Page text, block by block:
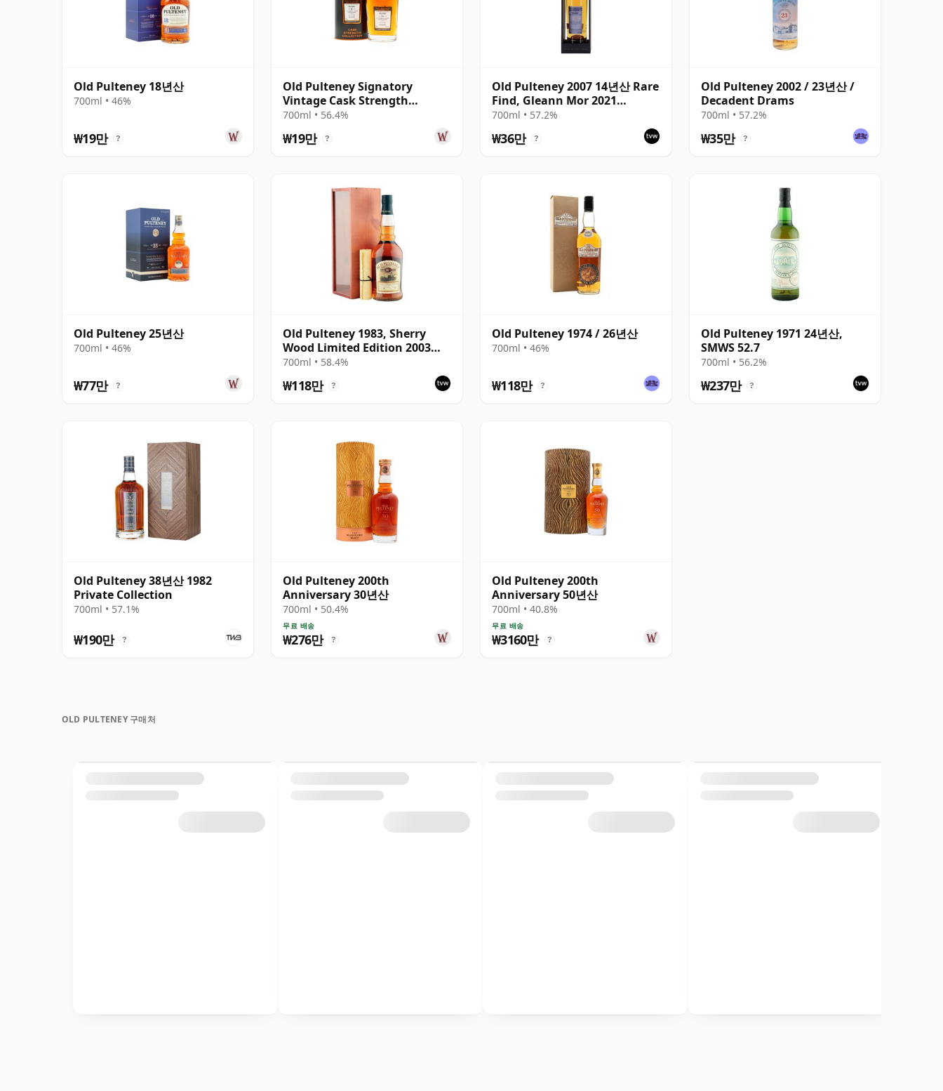
Old Pulteney 18년산
700ml • 46%
₩19만 ?
Old Pulteney Signatory
Vintage Cask Strength
Collection Single 2008 16년산
700ml • 56.4%
₩19만 ?
Old Pulteney 2007 14년산 Rare
Find, Gleann Mor 2021
Bottling - Single Cask 700720
700ml • 57.2%
₩36만 ?
Old Pulteney 2002 / 23년산 /
Decadent Drams
700ml • 57.2%
₩35만 ?
Old Pulteney 25년산
700ml • 46%
₩77만 ?
Old Pulteney 1983, Sherry
Wood Limited Edition 2003
Bottling - Cask 929
700ml • 58.4%
₩118만 ?
Old Pulteney 1974 / 26년산
700ml • 46%
₩118만 ?
Old Pulteney 1971 24년산,
SMWS 52.7
700ml • 56.2%
₩237만 ?
Old Pulteney 38년산 1982
Private Collection
700ml • 57.1%
₩190만 ?
Old Pulteney 200th
Anniversary 30년산
700ml • 50.4%
무료 배송
₩276만 ?
Old Pulteney 200th
Anniversary 50년산
700ml • 40.8%
무료 배송
₩3160만 ?
OLD PULTENEY 구매처